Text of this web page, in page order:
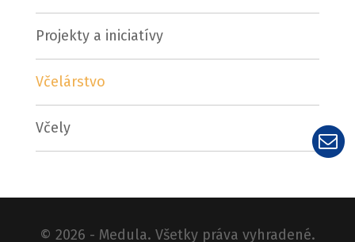
Projekty a iniciatívy
Včelárstvo
Včely
© 2026 - Medula. Všetky práva vyhradené.